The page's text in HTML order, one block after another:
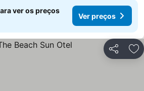
ver os preços
Ver preços
Partilhar